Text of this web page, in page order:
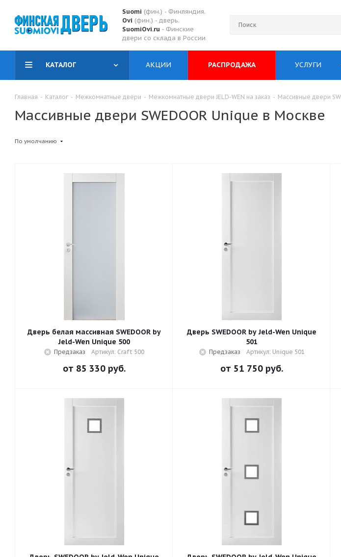
Suomi (фин.) - Финляндия.
Ovi (фин.) - дверь.
SuomiOvi.ru - Финские
двери со склада в России
КАТАЛОГ АКЦИИ РАСПРОДАЖА УСЛУГИ
Главная - Каталог - Межкомнатные двери - Межкомнатные двери JELD-WEN на заказ - Массивные двери
Массивные двери SWEDOOR Unique в Москве
По умолчанию
Дверь белая массивная SWEDOOR by
Jeld-Wen Unique 500
Предзаказ Артикул: Craft 500
от 85 330 руб.
Дверь SWEDOOR by Jeld-Wen Unique
501
Предзаказ Артикул: Unique 501
от 51 750 руб.